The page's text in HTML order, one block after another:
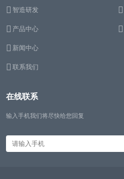
智造研发
产品中心
新闻中心
联系我们
在线联系
输入手机我们将尽快给您回复